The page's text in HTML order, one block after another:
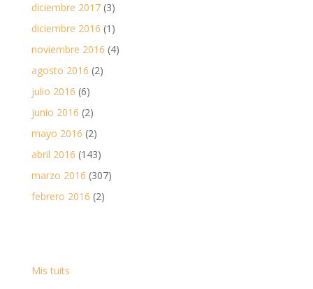
diciembre 2017(3)
diciembre 2016 (1)
noviembre 2016 (4)
agosto 2016 (2)
julio 2016 (6)
junio 2016 (2)
mayo 2016 (2)
abril 2016 (143)
marzo 2016 (307)
febrero 2016 (2)
Mis tuits